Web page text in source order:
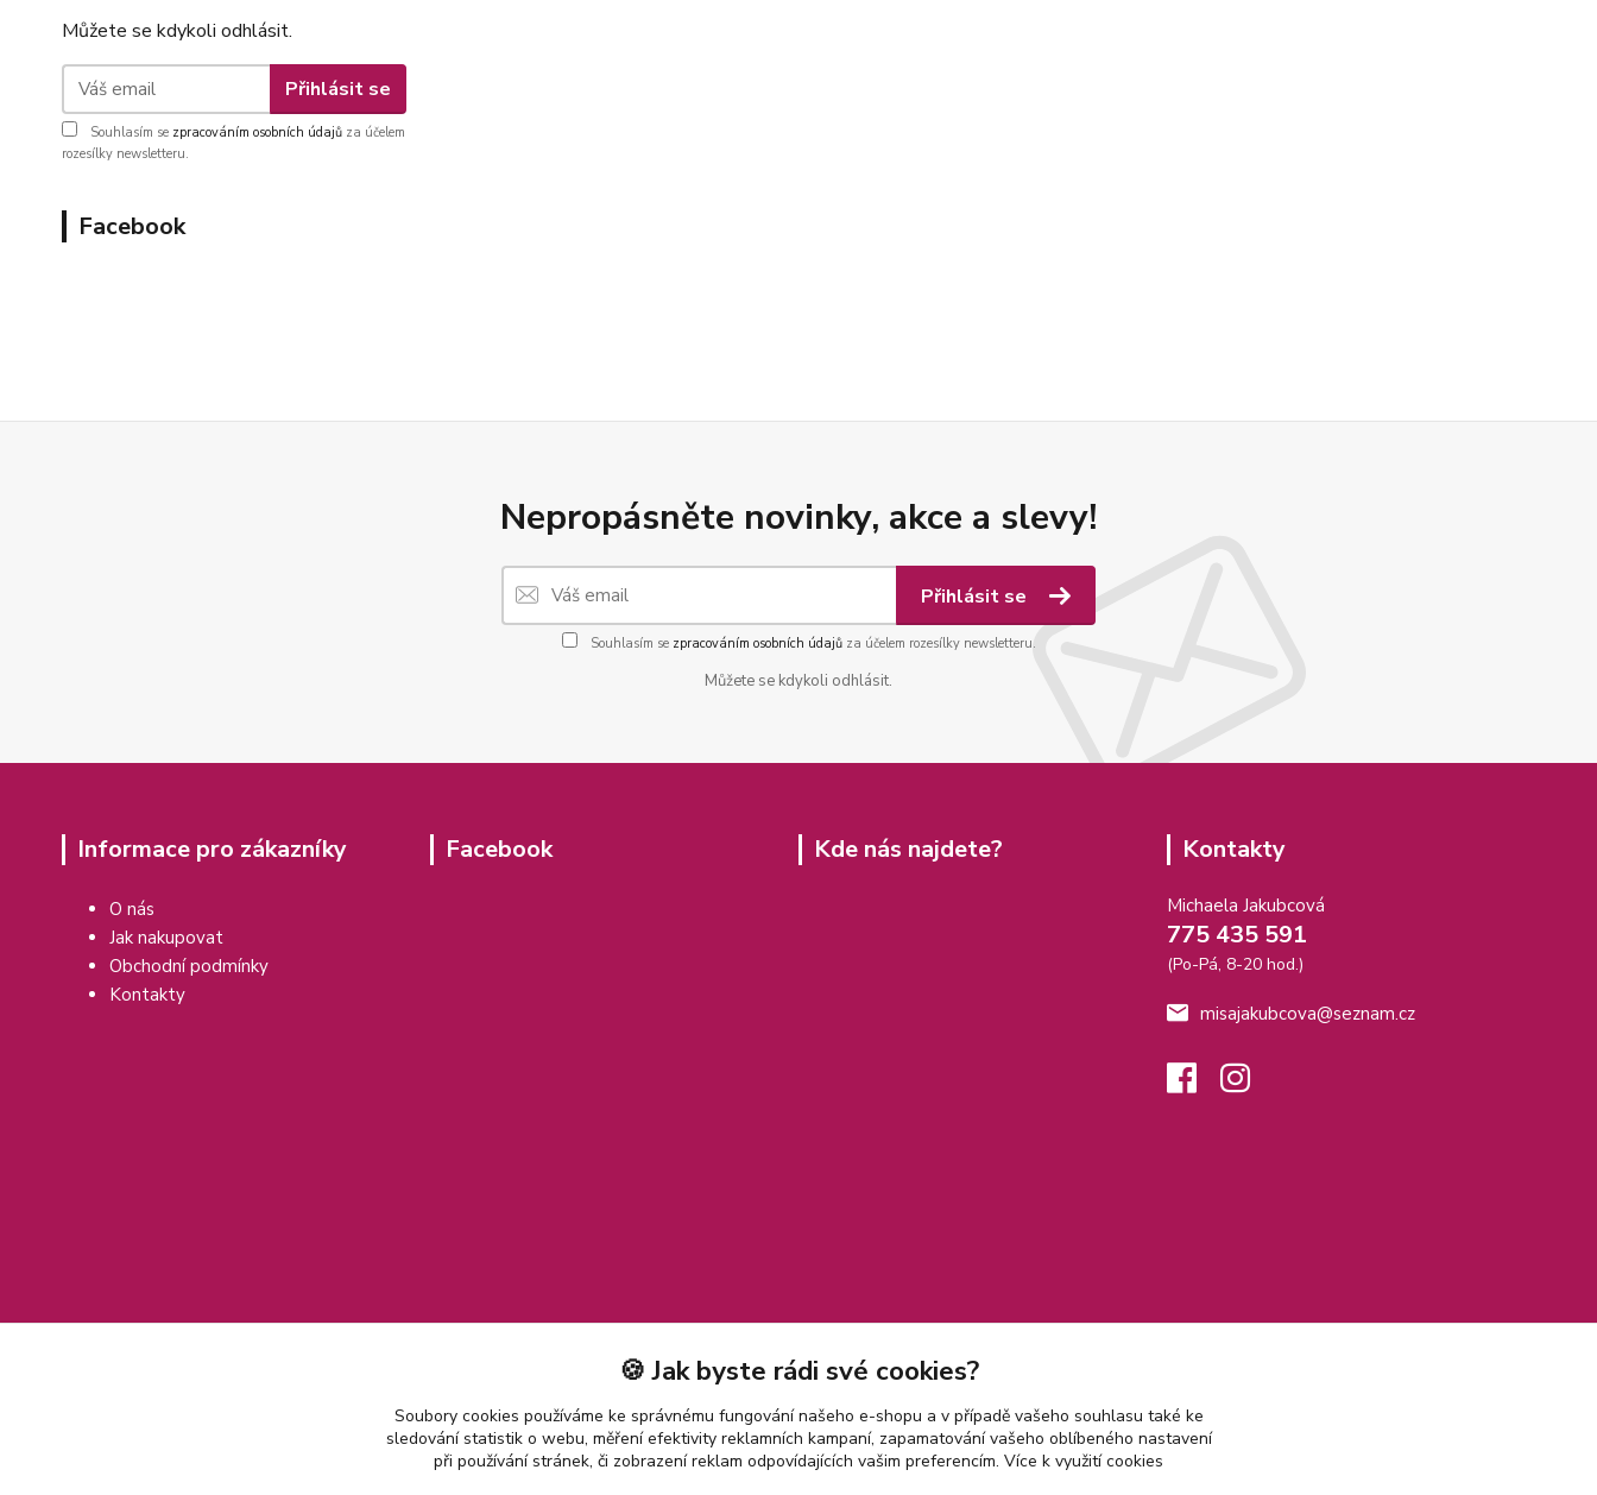
Můžete se kdykoli odhlásit.
Přihlásit se
Souhlasím se zpracováním osobních údajů za účelem
rozesílky newsletteru.
Facebook
Nepropásněte novinky, akce a slevy!
Přihlásit se
Souhlasím se zpracováním osobních údajůza účelem rozesílky newsletteru.
Můžete se kdykoli odhlásit.
Informace pro zákazníky
O nás
Jak nakupovat
Obchodní podmínky
Kontakty
Facebook Kde nás najdete? Kontakty
Michaela Jakubcová
775 435 591
(Po-Pá, 8-20 hod.)
misajakubcova@seznam.cz
🍪 Jak byste rádi své cookies?
Soubory cookies používáme ke správnému fungování našeho e-shopu a v případě vašeho souhlasu také ke
sledování statistik o webu, měření efektivity reklamních kampaní, zapamatování vašeho oblíbeného nastavení
při používání stránek, či zobrazení reklam odpovídajících vašim preferencím. Více k využití cookies